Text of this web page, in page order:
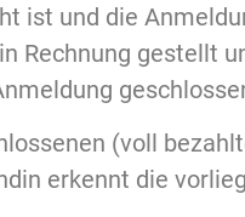
ist und die
Rechnung gestellt
(voll
erkennt die